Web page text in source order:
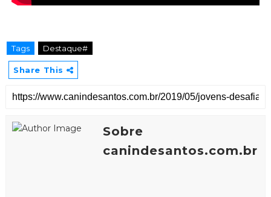
Tags Destaque#
Share This
Sobre
canindesantos.com.br